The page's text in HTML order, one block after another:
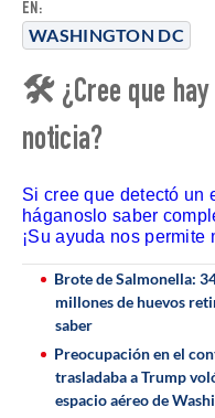
EN:
WASHINGTON DC
🛠 ¿Cree que hay
noticia?
Si cree que detectó un
háganoslo saber
¡Su ayuda nos permite
Brote de Salmonella:
millones de huevos
saber
Preocupación en el
trasladaba a Trump
espacio aéreo de